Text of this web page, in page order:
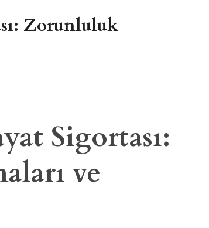
Zorunluluk
Sigortası:
ve